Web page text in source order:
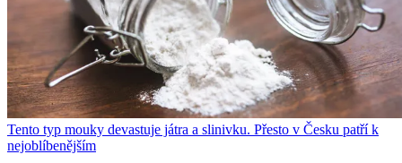
Tento typ mouky devastuje játra a slinivku. Přesto v Česku patří k
nejoblíbenějším